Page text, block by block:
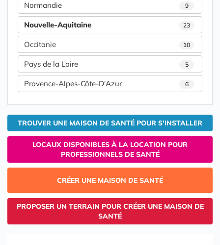
Normandie 9
Nouvelle-Aquitaine 23
Occitanie 10
Pays de la Loire 5
Provence-Alpes-Côte-D'Azur 6
TROUVER UNE MAISON DE SANTÉ POUR S'INSTALLER
LOCAUX DISPONIBLES À LA LOCATION POUR
PROFESSIONNELS DE SANTÉ
CRÉER UNE MAISON DE SANTÉ
PROPOSER UN TERRAIN POUR CRÉER UNE MAISON DE
SANTÉ